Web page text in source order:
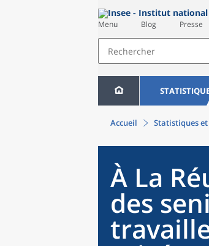
Menu Blog Presse
Accueil Statistiques
À La
des